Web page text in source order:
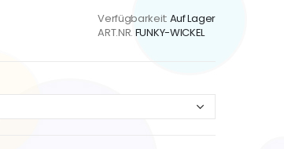
Verfügbarkeit: Auf Lager
ART.NR. FUNKY-WICKEL